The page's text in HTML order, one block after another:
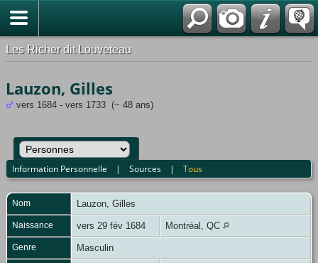
Les Richer dit Louveteau
Lauzon, Gilles
vers 1684 - vers 1733 (~ 48 ans)
Information Personnelle |Sources |Tous
Nom Lauzon Gilles
Naissance vers 29 fév 1684 Montréal, QC
Genre Masculin